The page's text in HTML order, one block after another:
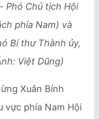
Phó Chủ tịch Hội
phía Nam) và
Bí thư Thành ủy,
Việt Dũng)
Xuân Bính
vực phía Nam Hội